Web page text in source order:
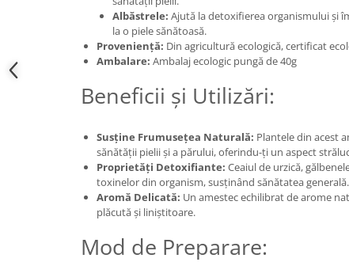
Albăstrele: Ajută la detoxifierea organismului și
la o piele sănătoasă.
Proveniență: Din agricultură ecologică, certificat
Ambalare: Ambalaj ecologic pungă de 40g
Beneficii și Utilizări:
Susține Frumusețea Naturală: Plantele din acest
sănătății pielii și a părului, oferindu-ți un aspect
Proprietăți Detoxifiante: Ceaiul de urzică,
toxinelor din organism, susținând sănătatea generală.
Aromă Delicată: Un amestec echilibrat de arome
plăcută și liniștitoare.
Mod de Preparare: